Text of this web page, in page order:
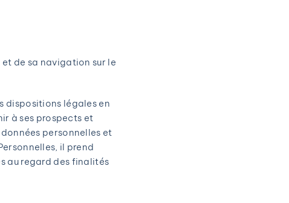
de sa navigation sur le
dispositions légales en
à ses prospects et
personnelles et
il prend
au regard des finalités